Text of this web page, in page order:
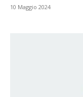
10 Maggio 2024